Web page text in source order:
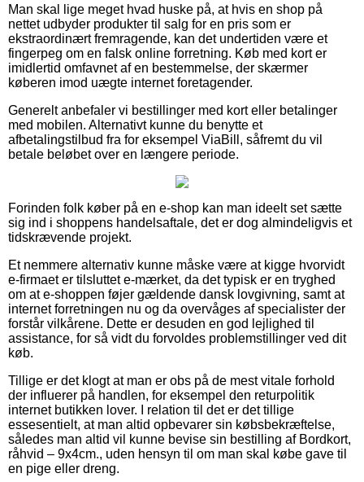
Man skal lige meget hvad huske på, at hvis en shop på
nettet udbyder produkter til salg for en pris som er
ekstraordinært fremragende, kan det undertiden være et
fingerpeg om en falsk online forretning. Køb med kort er
imidlertid omfavnet af en bestemmelse, der skærmer
køberen imod uægte internet foretagender.
Generelt anbefaler vi bestillinger med kort eller betalinger
med mobilen. Alternativt kunne du benytte et
afbetalingstilbud fra for eksempel ViaBill, såfremt du vil
betale beløbet over en længere periode.
Forinden folk køber på en e-shop kan man ideelt set sætte
sig ind i shoppens handelsaftale, det er dog almindeligvis et
tidskrævende projekt.
Et nemmere alternativ kunne måske være at kigge hvorvidt
e-firmaet er tilsluttet e-mærket, da det typisk er en tryghed
om at e-shoppen føjer gældende dansk lovgivning, samt at
internet forretningen nu og da overvåges af specialister der
forstår vilkårene. Dette er desuden en god lejlighed til
assistance, for så vidt du forvoldes problemstillinger ved dit
køb.
Tillige er det klogt at man er obs på de mest vitale forhold
der influerer på handlen, for eksempel den returpolitik
internet butikken lover. I relation til det er det tillige
essesentielt, at man altid opbevarer sin købsbekræftelse,
således man altid vil kunne bevise sin bestilling af Bordkort,
råhvid – 9x4cm., uden hensyn til om man skal købe gave til
en pige eller dreng.